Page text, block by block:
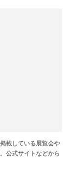
載している展覧会や
公式サイトなどから